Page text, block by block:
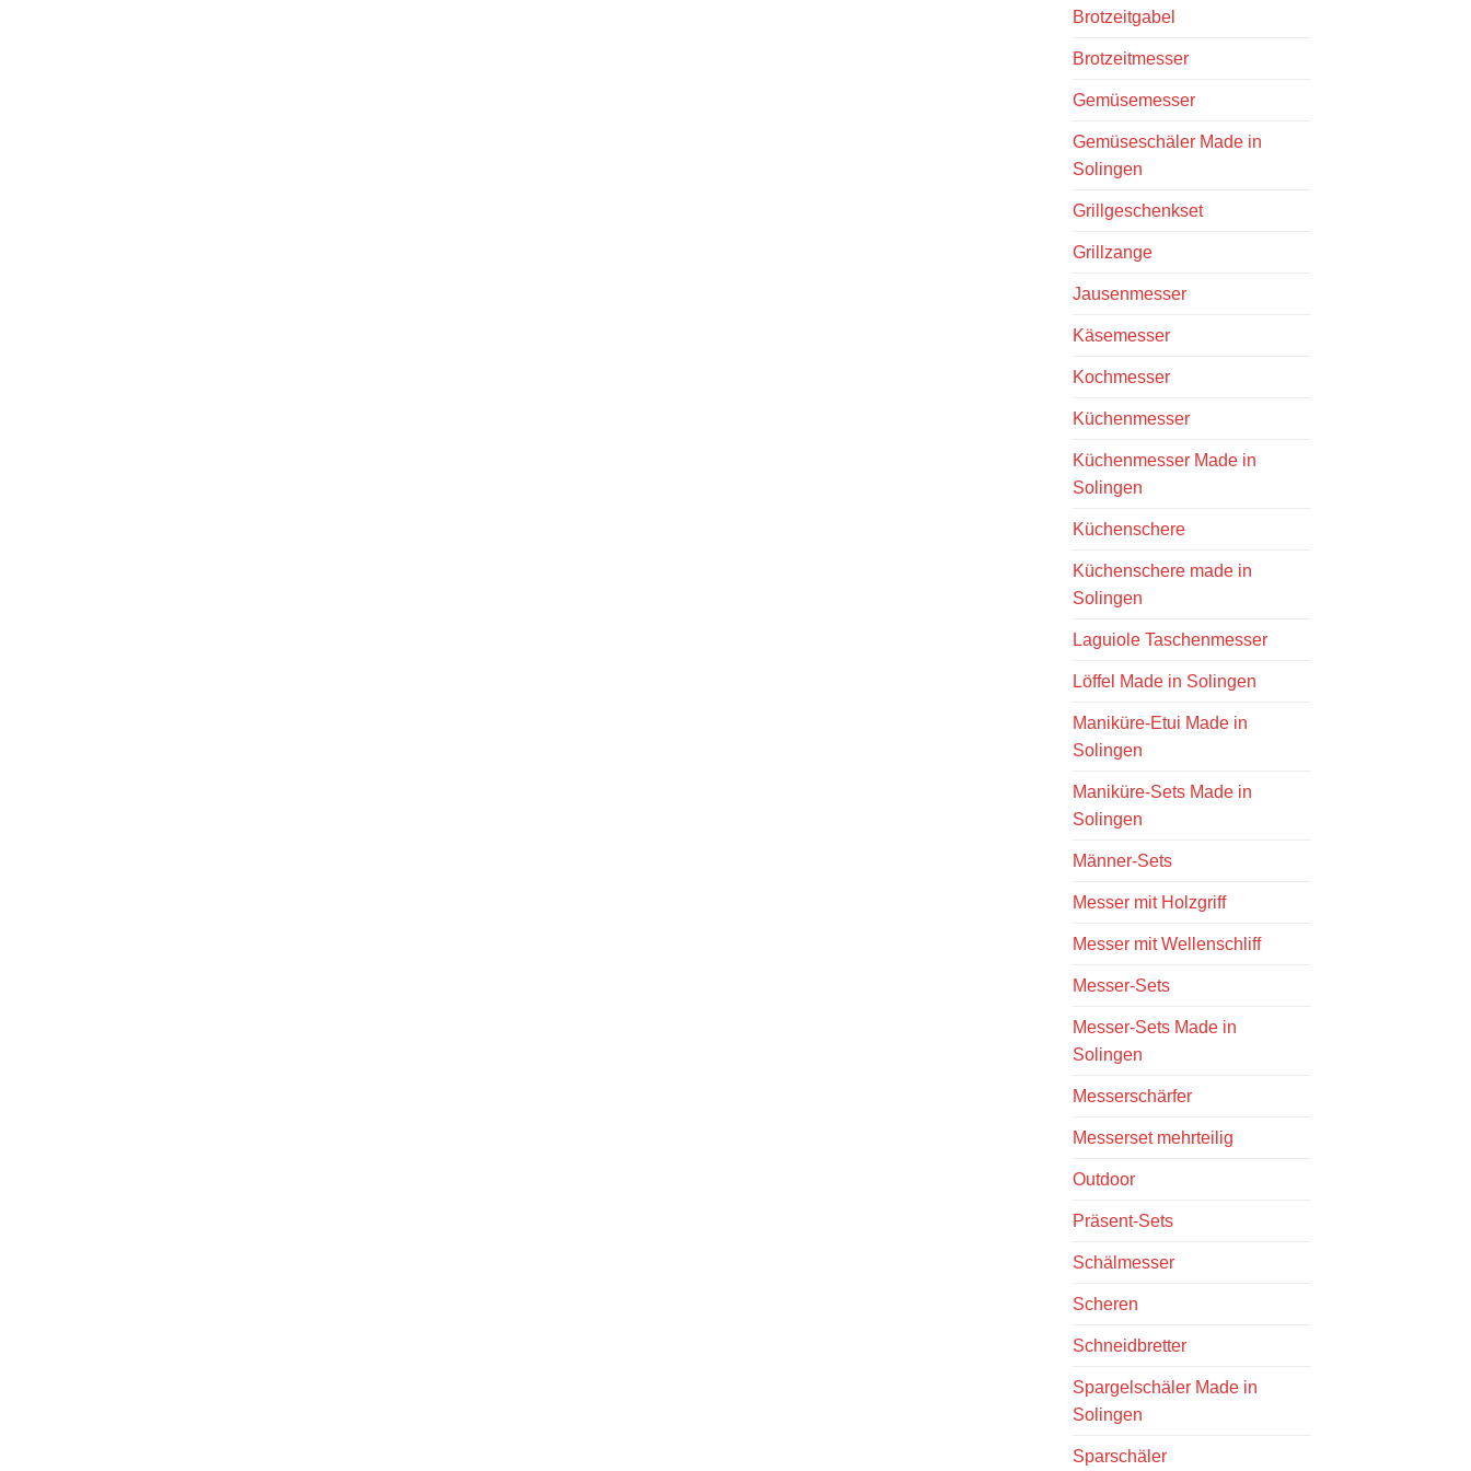
Brotzeitgabel
Brotzeitmesser
Gemüsemesser
Gemüseschäler Made in
Solingen
Grillgeschenkset
Grillzange
Jausenmesser
Käsemesser
Kochmesser
Küchenmesser
Küchenmesser Made in
Solingen
Küchenschere
Küchenschere made in
Solingen
Laguiole Taschenmesser
Löffel Made in Solingen
Maniküre-Etui Made in
Solingen
Maniküre-Sets Made in
Solingen
Männer-Sets
Messer mit Holzgriff
Messer mit Wellenschliff
Messer-Sets
Messer-Sets Made in
Solingen
Messerschärfer
Messerset mehrteilig
Outdoor
Präsent-Sets
Schälmesser
Scheren
Schneidbretter
Spargelschäler Made in
Solingen
Sparschäler